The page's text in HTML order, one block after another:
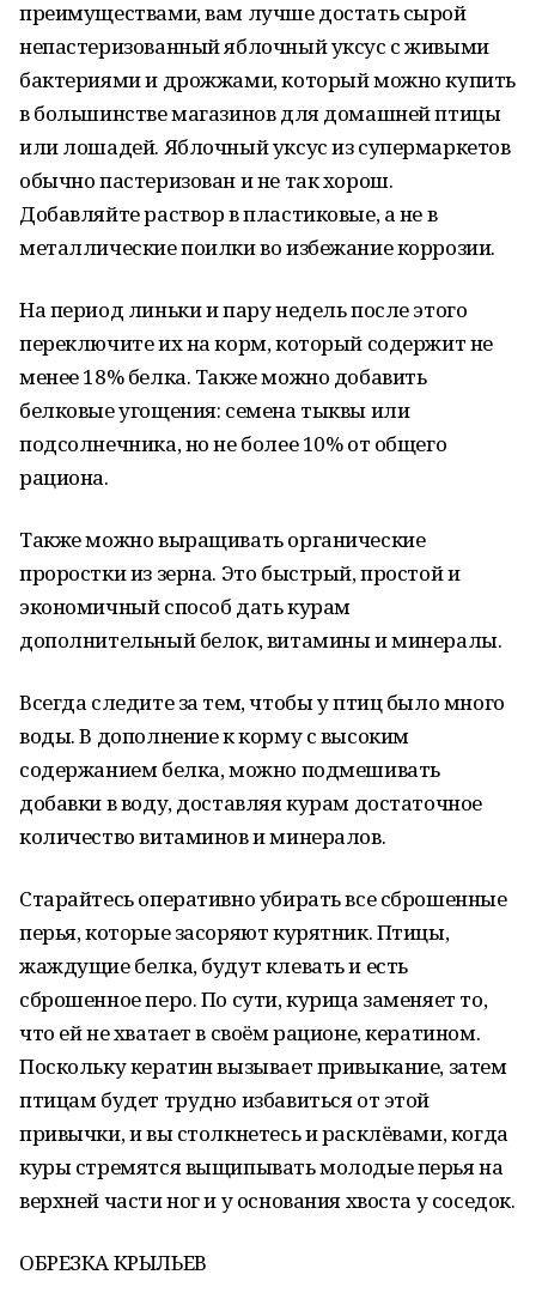
преимуществами, вам лучше достать сырой
непастеризованный яблочный уксус с живыми
бактериями и дрожжами, который можно купить
в большинстве магазинов для домашней птицы
или лошадей. Яблочный уксус из супермаркетов
обычно пастеризован и не так хорош.
Добавляйте раствор в пластиковые, а не в
металлические поилки во избежание коррозии.
На период линьки и пару недель после этого
переключите их на корм, который содержит не
менее 18% белка. Также можно добавить
белковые угощения: семена тыквы или
подсолнечника, но не более 10% от общего
рациона.
Также можно выращивать органические
проростки из зерна. Это быстрый, простой и
экономичный способ дать курам
дополнительный белок, витамины и минералы.
Всегда следите за тем, чтобы у птиц было много
воды. В дополнение к корму с высоким
содержанием белка, можно подмешивать
добавки в воду, доставляя курам достаточное
количество витаминов и минералов.
Старайтесь оперативно убирать все сброшенные
перья, которые засоряют курятник. Птицы,
жаждущие белка, будут клевать и есть
сброшенное перо. По сути, курица заменяет то,
что ей не хватает в своём рационе, кератином.
Поскольку кератин вызывает привыкание, затем
птицам будет трудно избавиться от этой
привычки, и вы столкнетесь и расклёвами, когда
куры стремятся выщипывать молодые перья на
верхней части ног и у основания хвоста у соседок.
ОБРЕЗКА КРЫЛЬЕВ